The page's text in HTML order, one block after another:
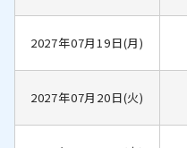
2027年07月19日(月)
2027年07月20日(火)